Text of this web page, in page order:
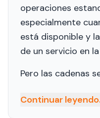
operaciones
especialmente
está disponible y
de un servicio en
Pero las cadenas
Continuar